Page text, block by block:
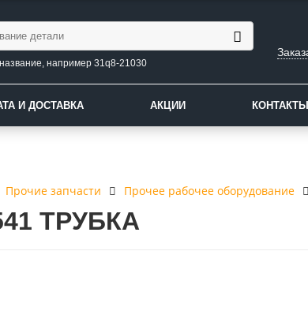
например 31q8-21030
И ДОСТАВКА АКЦИИ КОНТАКТЫ
Прочие запчасти Прочее рабочее оборудование
ТРУБКА